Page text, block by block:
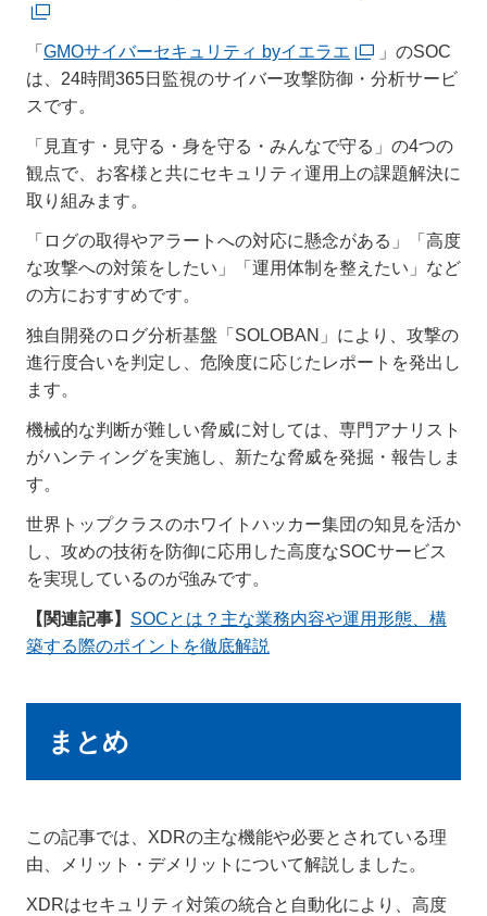
「 GMOサイバーセキュリティ byイエラエ
」のSOC
は、24時間365日監視のサイバー攻撃防御・分析サービ
スです。
「見直す・見守る・身を守る・みんなで守る」の4つの
観点で、お客様と共にセキュリティ運用上の課題解決に
取り組みます。
「ログの取得やアラートへの対応に懸念がある」「高度
な攻撃への対策をしたい」「運用体制を整えたい」など
の方におすすめです。
独自開発のログ分析基盤「SOLOBAN」により、攻撃の
進行度合いを判定し、危険度に応じたレポートを発出し
ます。
機械的な判断が難しい脅威に対しては、専門アナリスト
がハンティングを実施し、新たな脅威を発掘・報告しま
す。
世界トップクラスのホワイトハッカー集団の知見を活か
し、攻めの技術を防御に応用した高度なSOCサービス
を実現しているのが強みです。
【関連記事】 SOCとは？主な業務内容や運用形態、構
築する際のポイントを徹底解説
まとめ
この記事では、XDRの主な機能や必要とされている理
由、メリット・デメリットについて解説しました。
XDRはセキュリティ対策の統合と自動化により、高度